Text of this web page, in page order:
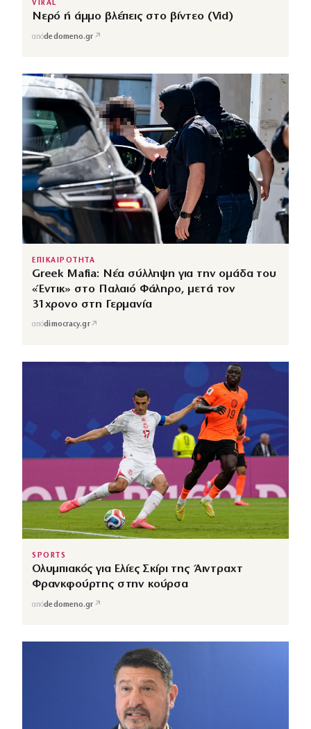
VIRAL
Νερό ή άμμο βλέπεις στο βίντεο (Vid)
απόdedomeno.gr ↗
ΕΠΙΚΑΙΡΟΤΗΤΑ
Greek Mafia: Νέα σύλληψη για την ομάδα του
«Έντικ» στο Παλαιό Φάληρο, μετά τον
31χρονο στη Γερμανία
απόdimocracy.gr↗
SPORTS
Ολυμπιακός για Ελίες Σκίρι της Άιντραχτ
Φρανκφούρτης στην κούρσα
απόdedomeno.gr ↗